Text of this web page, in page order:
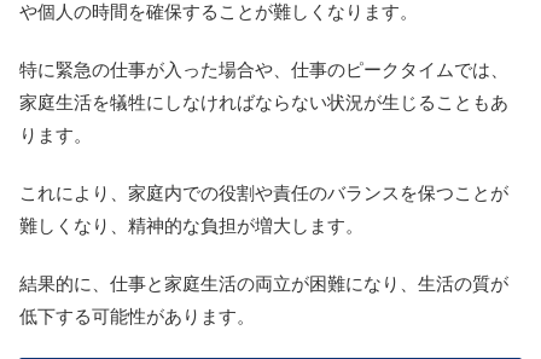
や個人の時間を確保することが難しくなります。
特に緊急の仕事が入った場合や、仕事のピークタイムでは、
家庭生活を犠牲にしなければならない状況が生じることもあ
ります。
これにより、家庭内での役割や責任のバランスを保つことが
難しくなり、精神的な負担が増大します。
結果的に、仕事と家庭生活の両立が困難になり、生活の質が
低下する可能性があります。